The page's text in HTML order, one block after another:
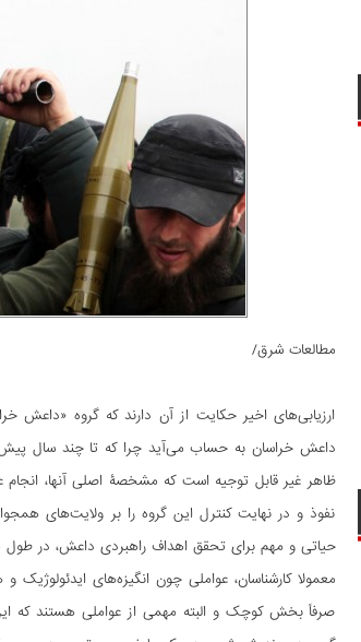
مطالعات شرق/
ارزیابی‌های اخیر حکایت از آن دارند که گروه «داعش
داعش خراسان به حساب می‌آید چرا که تا چند سال پیش
ظاهر غیر قابل توجیه است که مشخصۀ اصلی آنها، انجام
نفوذ و در نهایت کنترل این گروه را بر ولایت‌های
حیاتی و مهم برای تحقق اهداف راهبردی داعش، در
معمولا کارشناسان، عواملی چون انگیزه‌های
صرفاً بخش کوچک و البته مهمی از عواملی هستند که